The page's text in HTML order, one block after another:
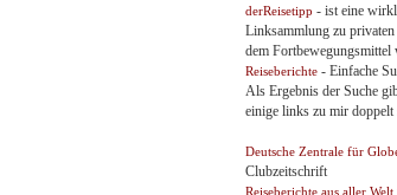
derReisetipp - ist eine
Linksammlung zu
dem Fortbewegungsmittel
Reiseberichte - Einfache
Als Ergebnis der Suche
einige links zu mir
Deutsche Zentrale für
Clubzeitschrift
Reiseberichte aus aller Welt